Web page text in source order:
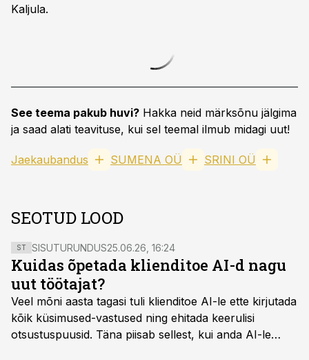
Kaljula.
See teema pakub huvi? Hakka neid märksõnu jälgima
ja saad alati teavituse, kui sel teemal ilmub midagi uut!
Jaekaubandus SUMENA OÜ SRINI OÜ
SEOTUD LOOD
ST SISUTURUNDUS25.06.26, 16:24
Kuidas õpetada klienditoe AI-d nagu
uut töötajat?
Veel mõni aasta tagasi tuli klienditoe AI-le ette kirjutada
kõik küsimused-vastused ning ehitada keerulisi
otsustuspuusid. Täna piisab sellest, kui anda AI-le